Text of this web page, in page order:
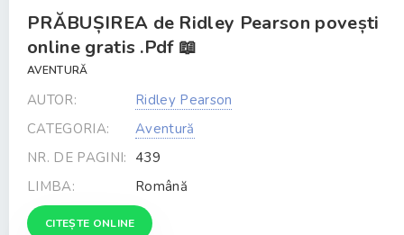
PRĂBUȘIREA de Ridley Pearson povești
online gratis .Pdf 📖
AVENTURĂ
AUTOR:
Ridley Pearson
CATEGORIA:
Aventură
NR. DE PAGINI: 439
LIMBA:
Română
CITEȘTE ONLINE